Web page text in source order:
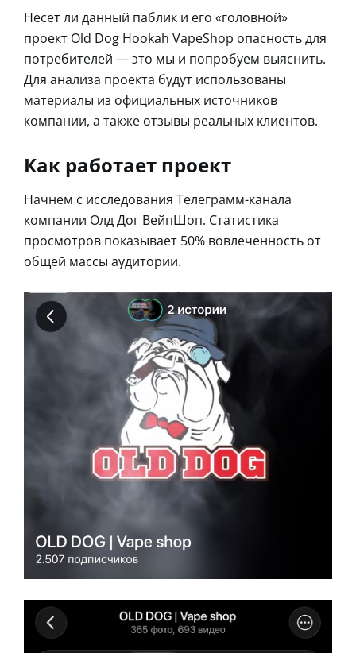
Несет ли данный паблик и его «головной»
проект Old Dog Hookah VapeShop опасность для
потребителей — это мы и попробуем выяснить.
Для анализа проекта будут использованы
материалы из официальных источников
компании, а также отзывы реальных клиентов.
Как работает проект
Начнем с исследования Телеграмм-канала
компании Олд Дог ВейпШоп. Статистика
просмотров показывает 50% вовлеченность от
общей массы аудитории.